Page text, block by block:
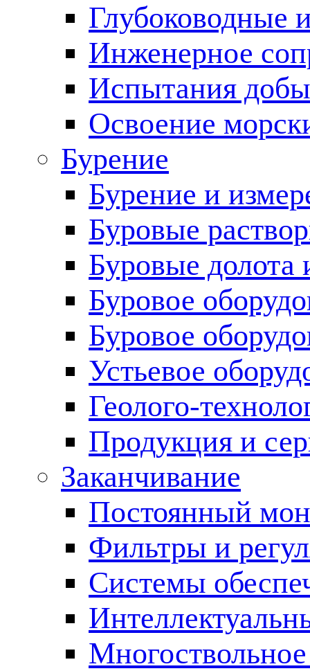
Глубоководные
Инженерное
Испытания
Освоение
Бурение
Бурение и
Буровые
Буровые долота
Буровое
Буровое
Устьевое
Геолого-
Продукция и
Заканчивание
Постоянный
Фильтры и
Cистемы